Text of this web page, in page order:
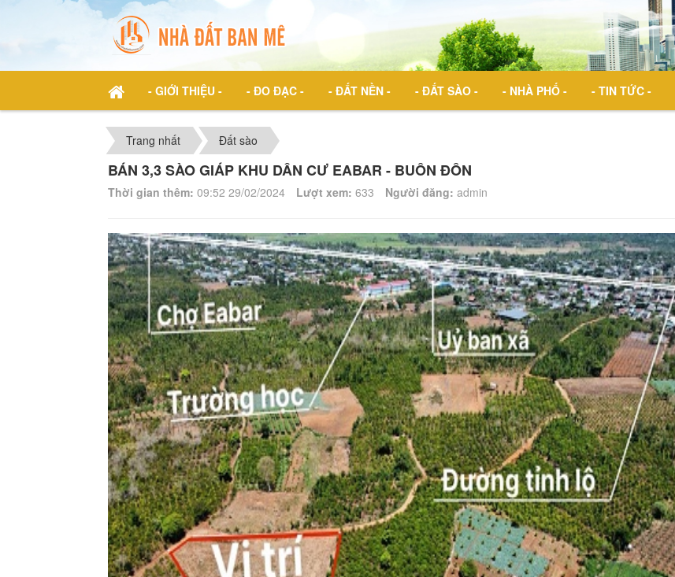
- GIỚI THIỆU - - ĐO ĐẠC - - ĐẤT NỀN - - ĐẤT SÀO - - NHÀ PHỐ - - TIN TỨC -
Trang nhất Đất sào
BÁN 3,3 SÀO GIÁP KHU DÂN CƯ EABAR - BUÔN ĐÔN
Thời gian thêm: 09:52 29/02/2024 Lượt xem: 633 Người đăng: admin